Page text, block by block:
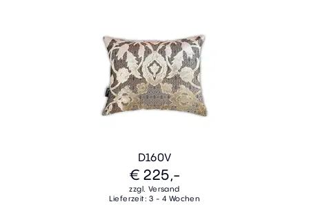
D160V
€ 225,-
zzgl. Versand
Lieferzeit: 3 - 4 Wochen